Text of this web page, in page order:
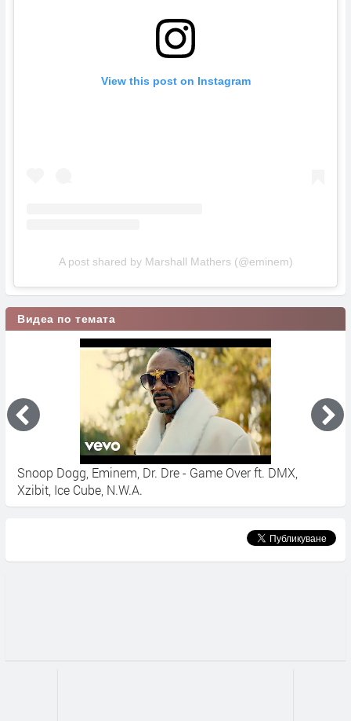
View this post on Instagram
A post shared by Marshall Mathers (@eminem)
Видеа по темата
Snoop Dogg, Eminem, Dr. Dre - Game Over ft. DMX,
Xzibit, Ice Cube, N.W.A.